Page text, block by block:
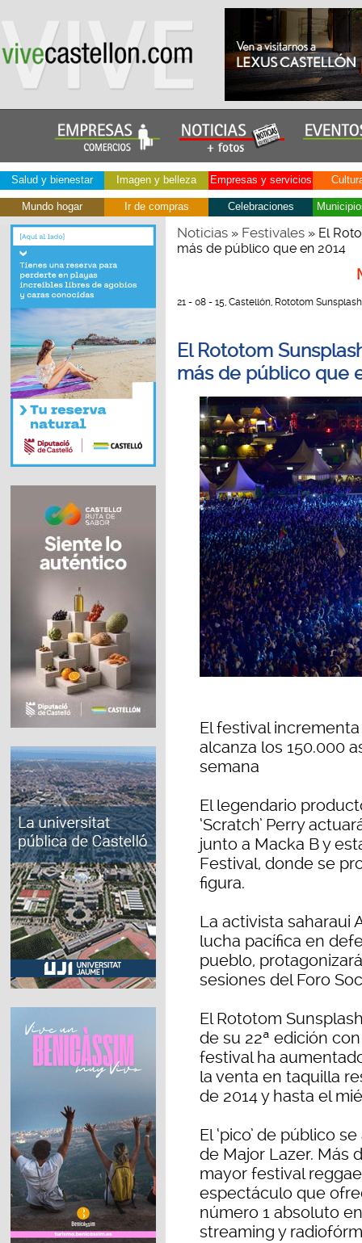
Salud y bienestar Imagen y belleza Empresas y servicios
Mundo hogar Ir de compras Celebraciones
Noticias» Festivales» El
más de público que en 2014
21 - 08 - 15, Castellón, Rototom
El Rototom
más de público que
El festival
alcanza los 150.000
semana
El legendario
‘Scratch’ Perry
junto a Macka B y
Festival, donde se
figura.
La activista saharaui
lucha pacífica en
pueblo,
sesiones del Foro
El Rototom
de su 22ª edición
festival ha
la venta en taquilla
de 2014 y hasta el
El ‘pico’ de público
de Major Lazer. Más
mayor festival
espectáculo que
número 1 absoluto
streaming y